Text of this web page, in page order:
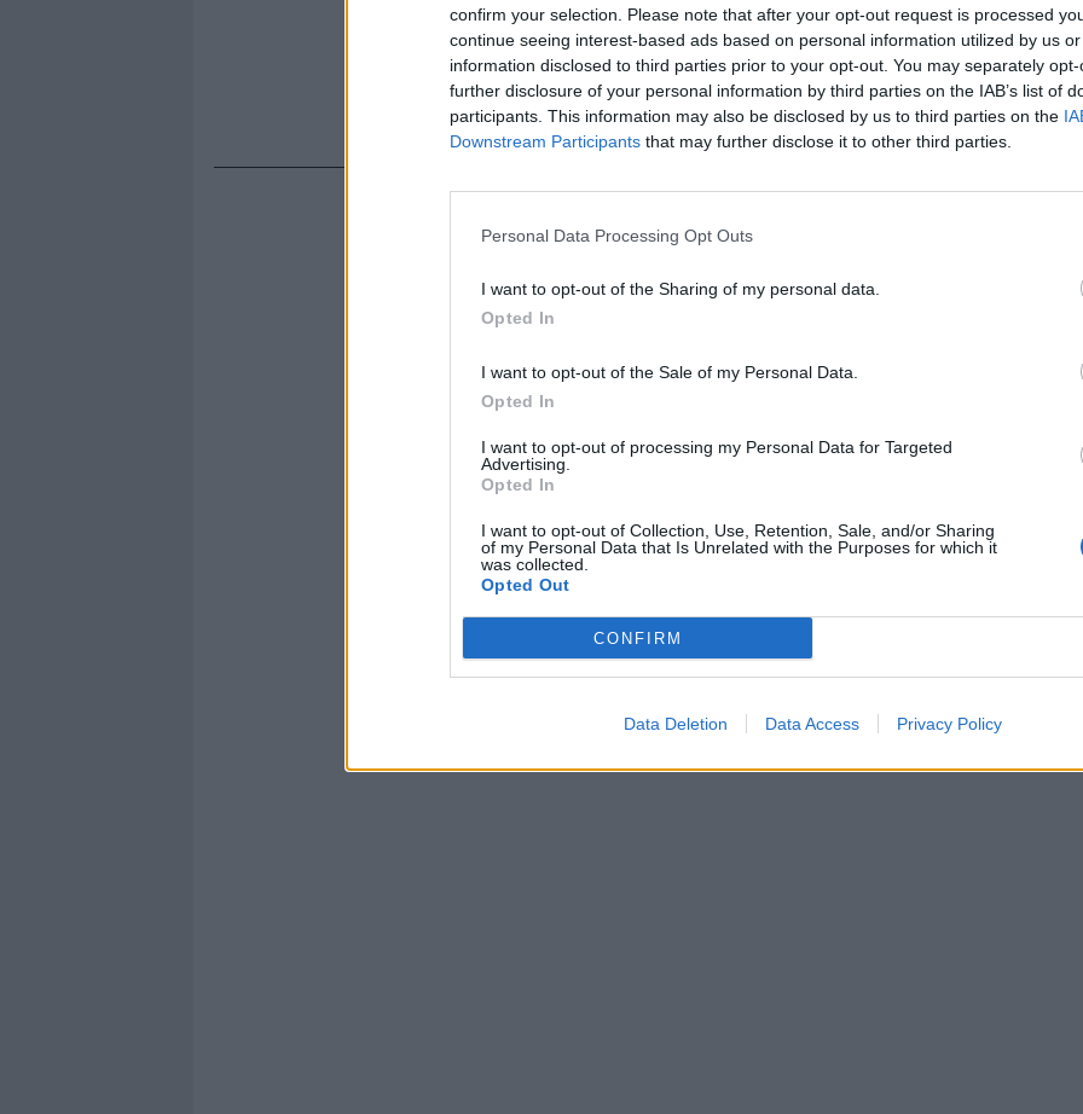
confirm your selection. Please note that after your opt-out request is processed
continue seeing interest-based ads based on personal information utilized by us
information disclosed to third parties prior to your opt-out. You may separately
further disclosure of your personal information by third parties on the IAB’s list of
participants. This information may also be disclosed by us to third parties on the
Downstream Participants that may further disclose it to other third parties.
Personal Data Processing Opt Outs
I want to opt-out of the Sharing of my personal data.
Opted In
I want to opt-out of the Sale of my Personal Data.
Opted In
I want to opt-out of processing my Personal Data for Targeted
Advertising.
Opted In
I want to opt-out of Collection, Use, Retention, Sale, and/or Sharing
of my Personal Data that Is Unrelated with the Purposes for which it
was collected.
Opted Out
CONFIRM
Data Deletion Data Access Privacy Policy
Trump, Meloni e la strategia